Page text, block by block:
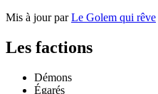
Mis à jour parLe Golem qui rêve
Les factions
Démons
Égarés